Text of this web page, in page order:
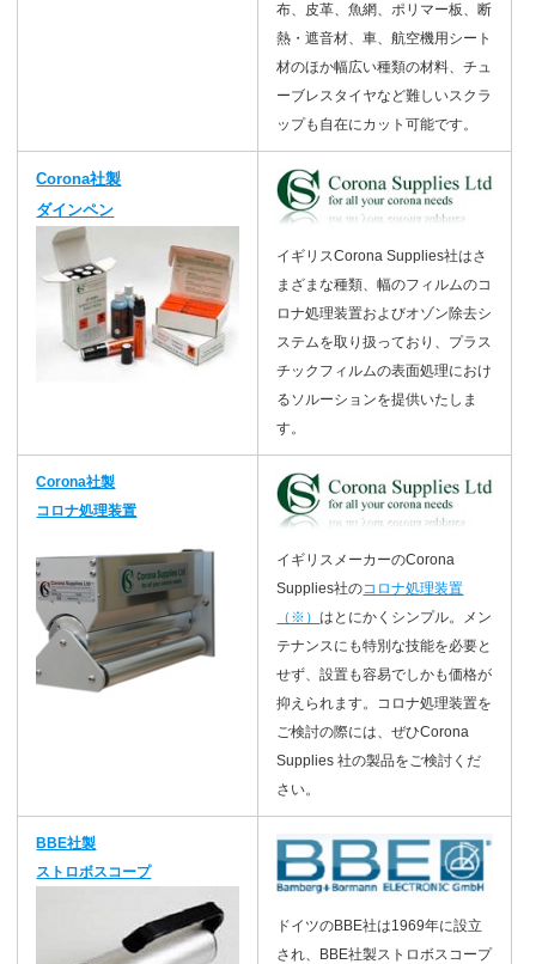
布、皮革、魚網、ポリマー板、断
熱・遮音材、車、航空機用シート
材のほか幅広い種類の材料、チュ
ーブレスタイヤなど難しいスクラ
ップも自在にカット可能です。
Corona社製
ダインペン
イギリスCorona Supplies社はさ
まざまな種類、幅のフィルムのコ
ロナ処理装置およびオゾン除去シ
ステムを取り扱っており、プラス
チックフィルムの表面処理におけ
るソルーションを提供いたしま
す。
Corona社製
コロナ処理装置
イギリスメーカーのCorona
Supplies社のコロナ処理装置
（※）はとにかくシンプル。メン
テナンスにも特別な技能を必要と
せず、設置も容易でしかも価格が
抑えられます。コロナ処理装置を
ご検討の際には、ぜひCorona
Supplies 社の製品をご検討くだ
さい。
BBE社製
ストロボスコープ
ドイツのBBE社は1969年に設立
され、BBE社製ストロボスコープ